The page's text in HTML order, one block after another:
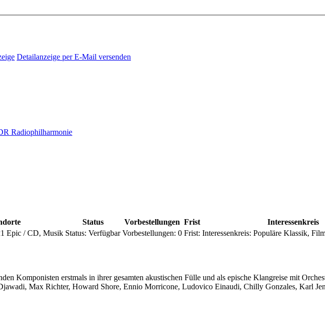
Detailanzeige per E-Mail versenden
Radiophilharmonie
Status Vorbestellungen Frist
Interessenkreis
Epic / CD, Musik Status: Verfügbar Vorbestellungen: 0 Frist: Interessenkreis: Populäre Klassik,
Komponisten erstmals in ihrer gesamten akustischen Fülle und als epische Klangreise mit
Max Richter, Howard Shore, Ennio Morricone, Ludovico Einaudi, Chilly Gonzales, Karl